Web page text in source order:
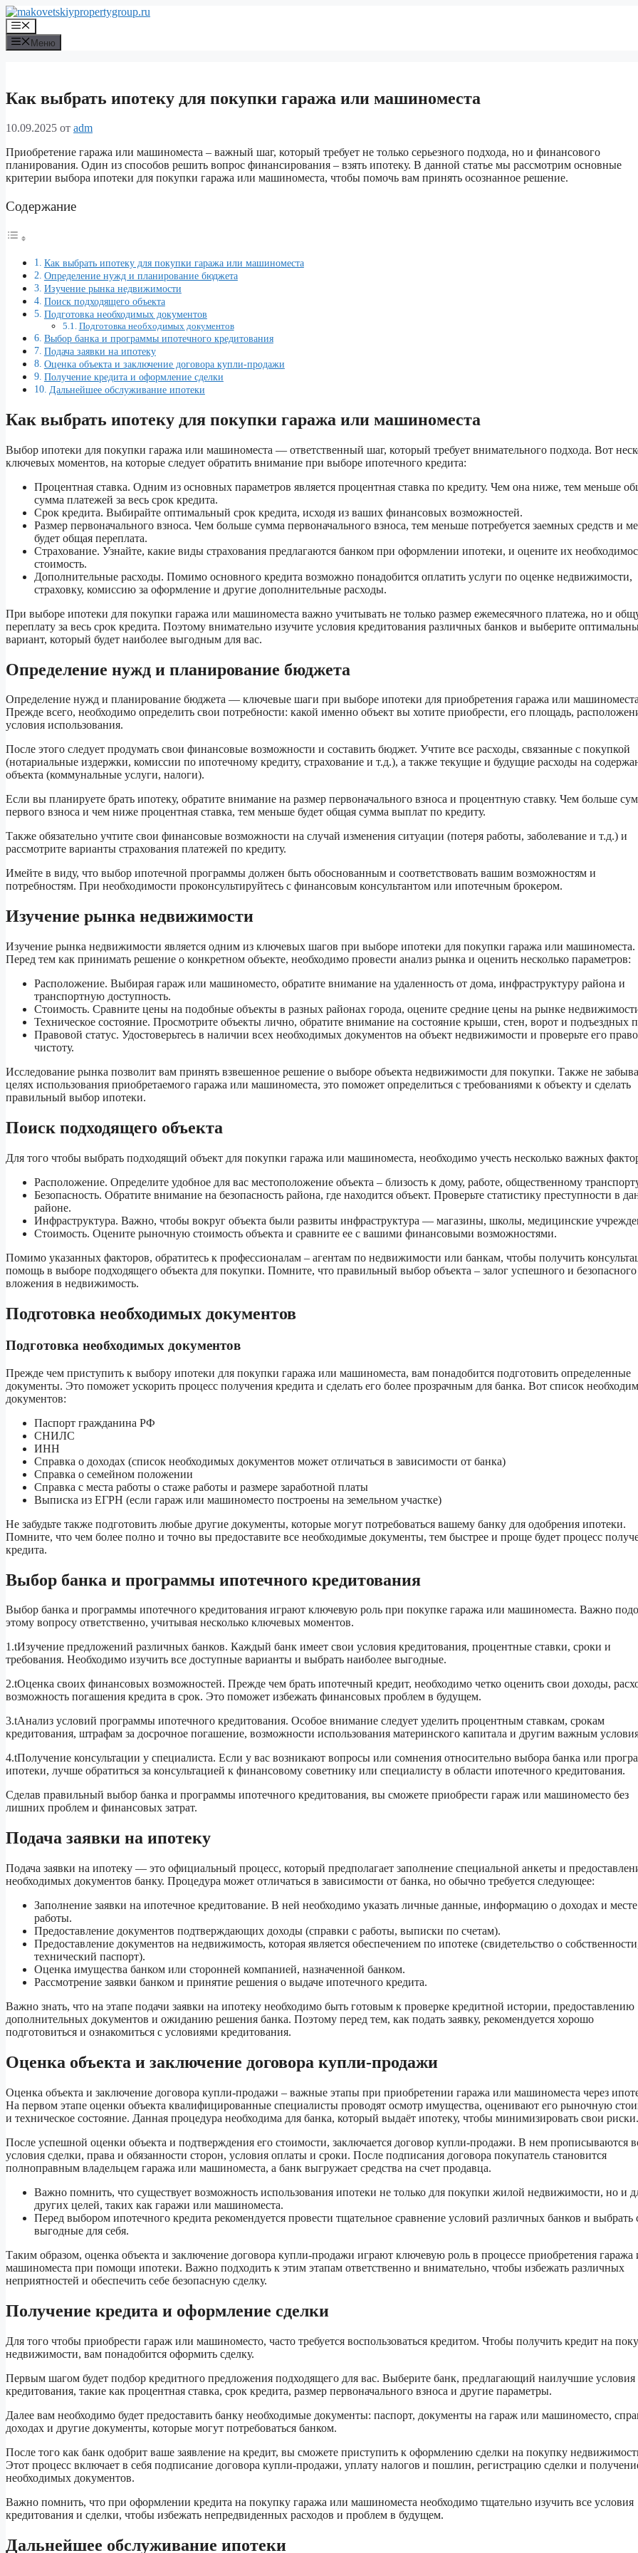
Перейти
к
содержимому
Меню
Меню
Как выбрать ипотеку для покупки гаража или машиноместа
10.09.2025 от adm
Приобретение гаража или машиноместа – важный шаг, который требует не только серьезного подхода, но и финансового
планирования. Один из способов решить вопрос финансирования – взять ипотеку. В данной статье мы рассмотрим основные
критерии выбора ипотеки для покупки гаража или машиноместа, чтобы помочь вам принять осознанное решение.
Содержание
Как выбрать ипотеку для покупки гаража или машиноместа
Определение нужд и планирование бюджета
Изучение рынка недвижимости
Поиск подходящего объекта
Подготовка необходимых документов
Подготовка необходимых документов
Выбор банка и программы ипотечного кредитования
Подача заявки на ипотеку
Оценка объекта и заключение договора купли-продажи
Получение кредита и оформление сделки
Дальнейшее обслуживание ипотеки
Как выбрать ипотеку для покупки гаража или машиноместа
Выбор ипотеки для покупки гаража или машиноместа — ответственный шаг, который требует внимательного подхода. Вот
ключевых моментов, на которые следует обратить внимание при выборе ипотечного кредита:
Процентная ставка. Одним из основных параметров является процентная ставка по кредиту. Чем она ниже, тем меньше
сумма платежей за весь срок кредита.
Срок кредита. Выбирайте оптимальный срок кредита, исходя из ваших финансовых возможностей.
Размер первоначального взноса. Чем больше сумма первоначального взноса, тем меньше потребуется заемных средств и
будет общая переплата.
Страхование. Узнайте, какие виды страхования предлагаются банком при оформлении ипотеки, и оцените их
стоимость.
Дополнительные расходы. Помимо основного кредита возможно понадобится оплатить услуги по оценке недвижимости,
страховку, комиссию за оформление и другие дополнительные расходы.
При выборе ипотеки для покупки гаража или машиноместа важно учитывать не только размер ежемесячного платежа, но и
переплату за весь срок кредита. Поэтому внимательно изучите условия кредитования различных банков и выберите
вариант, который будет наиболее выгодным для вас.
Определение нужд и планирование бюджета
Определение нужд и планирование бюджета — ключевые шаги при выборе ипотеки для приобретения гаража или
Прежде всего, необходимо определить свои потребности: какой именно объект вы хотите приобрести, его площадь,
условия использования.
После этого следует продумать свои финансовые возможности и составить бюджет. Учтите все расходы, связанные с покупкой
(нотариальные издержки, комиссии по ипотечному кредиту, страхование и т.д.), а также текущие и будущие расходы на
объекта (коммунальные услуги, налоги).
Если вы планируете брать ипотеку, обратите внимание на размер первоначального взноса и процентную ставку. Чем больше
первого взноса и чем ниже процентная ставка, тем меньше будет общая сумма выплат по кредиту.
Также обязательно учтите свои финансовые возможности на случай изменения ситуации (потеря работы, заболевание и т.д.) и
рассмотрите варианты страхования платежей по кредиту.
Имейте в виду, что выбор ипотечной программы должен быть обоснованным и соответствовать вашим возможностям и
потребностям. При необходимости проконсультируйтесь с финансовым консультантом или ипотечным брокером.
Изучение рынка недвижимости
Изучение рынка недвижимости является одним из ключевых шагов при выборе ипотеки для покупки гаража или машиноместа.
Перед тем как принимать решение о конкретном объекте, необходимо провести анализ рынка и оценить несколько параметров:
Расположение. Выбирая гараж или машиноместо, обратите внимание на удаленность от дома, инфраструктуру района и
транспортную доступность.
Стоимость. Сравните цены на подобные объекты в разных районах города, оцените средние цены на рынке
Техническое состояние. Просмотрите объекты лично, обратите внимание на состояние крыши, стен, ворот и подъездных
Правовой статус. Удостоверьтесь в наличии всех необходимых документов на объект недвижимости и проверьте его
чистоту.
Исследование рынка позволит вам принять взвешенное решение о выборе объекта недвижимости для покупки. Также не
целях использования приобретаемого гаража или машиноместа, это поможет определиться с требованиями к объекту и сделать
правильный выбор ипотеки.
Поиск подходящего объекта
Для того чтобы выбрать подходящий объект для покупки гаража или машиноместа, необходимо учесть несколько важных
Расположение. Определите удобное для вас местоположение объекта – близость к дому, работе, общественному
Безопасность. Обратите внимание на безопасность района, где находится объект. Проверьте статистику преступности в
районе.
Инфраструктура. Важно, чтобы вокруг объекта были развиты инфраструктура — магазины, школы, медицинские
Стоимость. Оцените рыночную стоимость объекта и сравните ее с вашими финансовыми возможностями.
Помимо указанных факторов, обратитесь к профессионалам – агентам по недвижимости или банкам, чтобы получить
помощь в выборе подходящего объекта для покупки. Помните, что правильный выбор объекта – залог успешного и безопасного
вложения в недвижимость.
Подготовка необходимых документов
Подготовка необходимых документов
Прежде чем приступить к выбору ипотеки для покупки гаража или машиноместа, вам понадобится подготовить определенные
документы. Это поможет ускорить процесс получения кредита и сделать его более прозрачным для банка. Вот список
документов:
Паспорт гражданина РФ
СНИЛС
ИНН
Справка о доходах (список необходимых документов может отличаться в зависимости от банка)
Справка о семейном положении
Справка с места работы о стаже работы и размере заработной платы
Выписка из ЕГРН (если гараж или машиноместо построены на земельном участке)
Не забудьте также подготовить любые другие документы, которые могут потребоваться вашему банку для одобрения ипотеки.
Помните, что чем более полно и точно вы предоставите все необходимые документы, тем быстрее и проще будет процесс
кредита.
Выбор банка и программы ипотечного кредитования
Выбор банка и программы ипотечного кредитования играют ключевую роль при покупке гаража или машиноместа. Важно
этому вопросу ответственно, учитывая несколько ключевых моментов.
1.tИзучение предложений различных банков. Каждый банк имеет свои условия кредитования, процентные ставки, сроки и
требования. Необходимо изучить все доступные варианты и выбрать наиболее выгодные.
2.tОценка своих финансовых возможностей. Прежде чем брать ипотечный кредит, необходимо четко оценить свои доходы,
возможность погашения кредита в срок. Это поможет избежать финансовых проблем в будущем.
3.tАнализ условий программы ипотечного кредитования. Особое внимание следует уделить процентным ставкам, срокам
кредитования, штрафам за досрочное погашение, возможности использования материнского капитала и другим важным
4.tПолучение консультации у специалиста. Если у вас возникают вопросы или сомнения относительно выбора банка или
ипотеки, лучше обратиться за консультацией к финансовому советнику или специалисту в области ипотечного кредитования.
Сделав правильный выбор банка и программы ипотечного кредитования, вы сможете приобрести гараж или машиноместо без
лишних проблем и финансовых затрат.
Подача заявки на ипотеку
Подача заявки на ипотеку — это официальный процесс, который предполагает заполнение специальной анкеты и
необходимых документов банку. Процедура может отличаться в зависимости от банка, но обычно требуется следующее:
Заполнение заявки на ипотечное кредитование. В ней необходимо указать личные данные, информацию о доходах и месте
работы.
Предоставление документов подтверждающих доходы (справки с работы, выписки по счетам).
Предоставление документов на недвижимость, которая является обеспечением по ипотеке (свидетельство о
технический паспорт).
Оценка имущества банком или сторонней компанией, назначенной банком.
Рассмотрение заявки банком и принятие решения о выдаче ипотечного кредита.
Важно знать, что на этапе подачи заявки на ипотеку необходимо быть готовым к проверке кредитной истории, предоставлению
дополнительных документов и ожиданию решения банка. Поэтому перед тем, как подать заявку, рекомендуется хорошо
подготовиться и ознакомиться с условиями кредитования.
Оценка объекта и заключение договора купли-продажи
Оценка объекта и заключение договора купли-продажи – важные этапы при приобретении гаража или машиноместа через
На первом этапе оценки объекта квалифицированные специалисты проводят осмотр имущества, оценивают его рыночную
и техническое состояние. Данная процедура необходима для банка, который выдаёт ипотеку, чтобы минимизировать свои риски.
После успешной оценки объекта и подтверждения его стоимости, заключается договор купли-продажи. В нем прописываются
условия сделки, права и обязанности сторон, условия оплаты и сроки. После подписания договора покупатель становится
полноправным владельцем гаража или машиноместа, а банк выгружает средства на счет продавца.
Важно помнить, что существует возможность использования ипотеки не только для покупки жилой недвижимости, но и
других целей, таких как гаражи или машиноместа.
Перед выбором ипотечного кредита рекомендуется провести тщательное сравнение условий различных банков и выбрать
выгодные для себя.
Таким образом, оценка объекта и заключение договора купли-продажи играют ключевую роль в процессе приобретения гаража
машиноместа при помощи ипотеки. Важно подходить к этим этапам ответственно и внимательно, чтобы избежать различных
неприятностей и обеспечить себе безопасную сделку.
Получение кредита и оформление сделки
Для того чтобы приобрести гараж или машиноместо, часто требуется воспользоваться кредитом. Чтобы получить кредит на
недвижимости, вам понадобится оформить сделку.
Первым шагом будет подбор кредитного предложения подходящего для вас. Выберите банк, предлагающий наилучшие условия
кредитования, такие как процентная ставка, срок кредита, размер первоначального взноса и другие параметры.
Далее вам необходимо будет предоставить банку необходимые документы: паспорт, документы на гараж или машиноместо,
доходах и другие документы, которые могут потребоваться банком.
После того как банк одобрит ваше заявление на кредит, вы сможете приступить к оформлению сделки на покупку
Этот процесс включает в себя подписание договора купли-продажи, уплату налогов и пошлин, регистрацию сделки и
необходимых документов.
Важно помнить, что при оформлении кредита на покупку гаража или машиноместа необходимо тщательно изучить все условия
кредитования и сделки, чтобы избежать непредвиденных расходов и проблем в будущем.
Дальнейшее обслуживание ипотеки